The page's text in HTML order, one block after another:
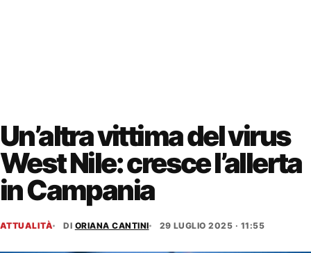
Un’altra vittima del virus
West Nile: cresce l’allerta
in Campania
ATTUALITÀ DI ORIANA CANTINI 29 LUGLIO 2025 · 11:55